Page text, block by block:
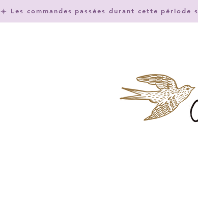
☀️ Les commandes passées durant cette